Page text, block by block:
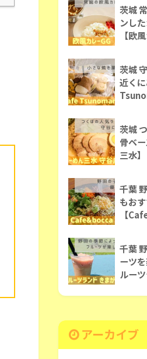
茨城
ンし
【欧
茨城
近く
茨城
骨ベ
三水】
千葉
もお
【
千葉
ーツ
ルー
アーカイブ